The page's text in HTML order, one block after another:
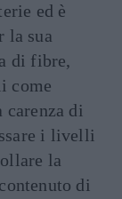
ed è
la sua
di fibre,
come
di
i livelli
la
di